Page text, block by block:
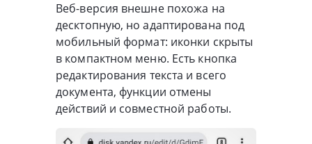
Веб-версия внешне похожа на
десктопную, но адаптирована под
мобильный формат: иконки скрыты
в компактном меню. Есть кнопка
редактирования текста и всего
документа, функции отмены
действий и совместной работы.